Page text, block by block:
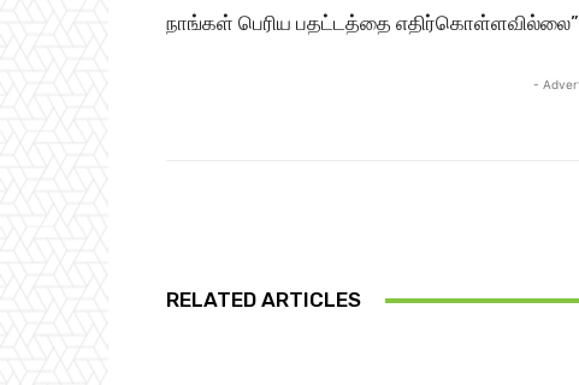
நாங்கள் பெரிய பதட்டத்தை எதிர்கொள்ளவில்லை”
-
RELATED ARTICLES